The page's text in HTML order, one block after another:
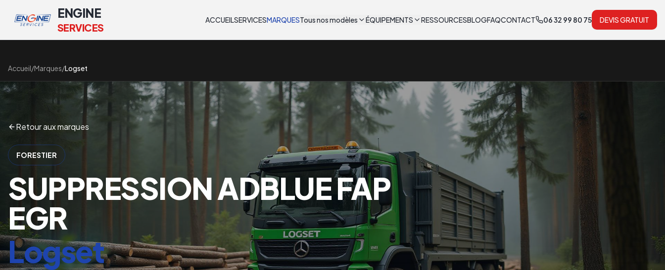
ENGINE
SERVICES
ACCUEILSERVICESMARQUESTous nos modèles ÉQUIPEMENTS RESSOURCESBLOGFAQCONTACT 06 32 99 80 75 DEVIS GRATUIT
Accueil/Marques/Logset
Retour aux marques
FORESTIER
SUPPRESSION ADBLUE FAP
EGR
Logset